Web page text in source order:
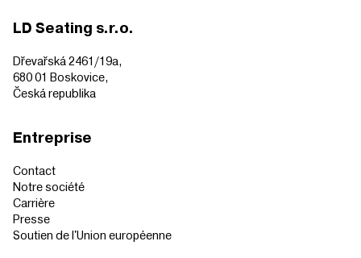
LD Seating s.r.o.
Dřevařská 2461/19a,
680 01 Boskovice,
Česká republika
Entreprise
Contact
Notre société
Carrière
Presse
Soutien de l'Union européenne